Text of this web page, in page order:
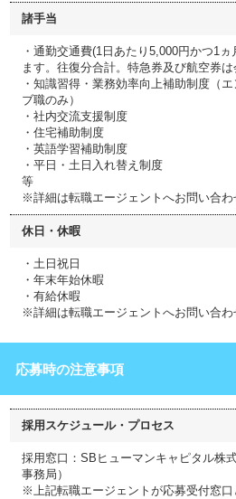
諸手当
・通勤交通費(1日あたり5,000円かつ1
ます。往復分合計。特急券及び航空券
・知識習得・業務効率向上補助制度（
ブ職のみ）
・社内交流支援制度
・住宅補助制度
・英語学習補助制度
・平日・土日入れ替え制度
等
※詳細は転職エージェントへお問い合わ
休日・休暇
・土日祝日
・年末年始休暇
・有給休暇
※詳細は転職エージェントへお問い合わ
応募時の注意事項
採用スケジュール・プロセス
採用窓口：SBヒューマンキャピタル株
事務局）
※上記転職エージェントが応募受付窓口